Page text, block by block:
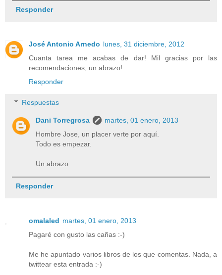
Responder
José Antonio Arnedo lunes, 31 diciembre, 2012
Cuanta tarea me acabas de dar! Mil gracias por las
recomendaciones, un abrazo!
Responder
Respuestas
Dani Torregrosa
martes, 01 enero, 2013
Hombre Jose, un placer verte por aquí.
Todo es empezar.
Un abrazo
Responder
omalaled martes, 01 enero, 2013
Pagaré con gusto las cañas :-)
Me he apuntado varios libros de los que comentas. Nada, a
twittear esta entrada :-)